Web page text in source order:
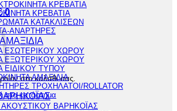
0
στο καλάθι σας.
στο κατάστημα
ΚΡΕΒΑΤΙΑ
ΚΡΕΒΑΤΙΑ
ΚΑΤΑΚΛΙΣΕΩΝ
ΑΝΑΡΤΗΡΕΣ
ΕΣΩΤΕΡΙΚΟΥ ΧΩΡΟΥ
ΕΞΩΤΕΡΙΚΟΥ ΧΩΡΟΥ
ΕΙΔΙΚΟΥ ΤΥΠΟΥ
ΑΜΑΞΙΔΙΑ
ΤΡΟΧΗΛΑΤΟΙ/ROLLATOR
ΑΚΟΥΣΤΙΚΟΥ ΒΑΡΗΚΟΪΑΣ